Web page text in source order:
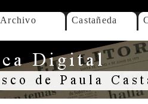
Archivo Castañeda